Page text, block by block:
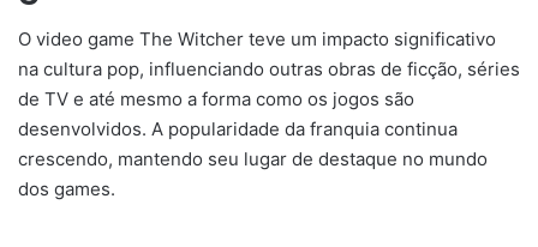
O video game The Witcher teve um impacto significativo
na cultura pop, influenciando outras obras de ficção, séries
de TV e até mesmo a forma como os jogos são
desenvolvidos. A popularidade da franquia continua
crescendo, mantendo seu lugar de destaque no mundo
dos games.